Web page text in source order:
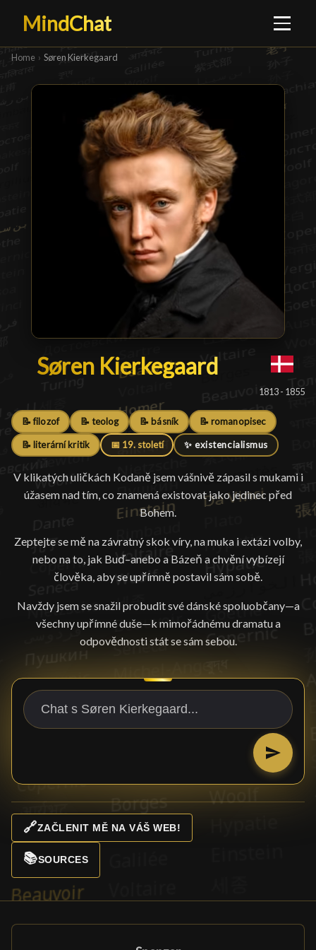
MindChat
Home › Søren Kierkegaard
Søren Kierkegaard
Søren Kierkegaard█
1813 - 1855
📝 filozof 📝 teolog 📝 básník 📝 romanopisec
📝 literární kritik 📅 19. století ✨ existencialismus
V klikatých uličkách Kodaně jsem vášnivě zápasil s mukami i
úžasem nad tím, co znamená existovat jako jedinec před
Bohem.
Zeptejte se mě na závratný skok víry, na muka i extázi volby,
nebo na to, jak Buď–anebo a Bázeň a chvění vybízejí
člověka, aby se upřímně postavil sám sobě.
Navždy jsem se snažil probudit své dánské spoluobčany—a
všechny upřímné duše—k mimořádnému dramatu a
odpovědnosti stát se sám sebou.
🔗ZAČLENIT MĚ NA VÁŠ WEB!
📚SOURCES